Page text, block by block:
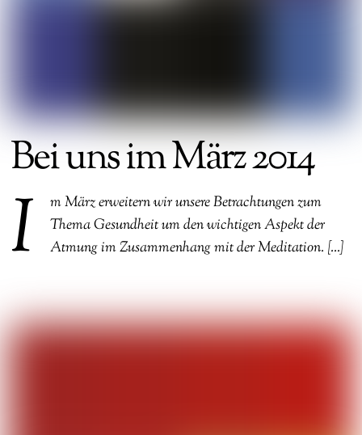
Bei uns im März 2014
I
m März erweitern wir unsere Betrachtungen zum
Thema Gesundheit um den wichtigen Aspekt der
Atmung im Zusammenhang mit der Meditation. […]